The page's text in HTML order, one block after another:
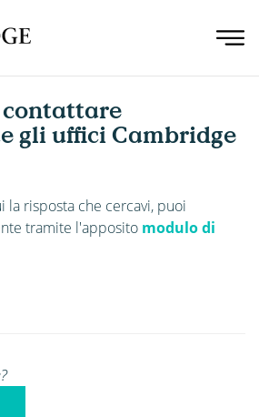
contattare
gli uffici Cambridge
la risposta che cercavi, puoi
tramite l'apposito modulo di